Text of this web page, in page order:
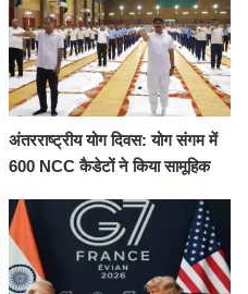
अंतरराष्ट्रीय योग दिवस: योग संगम में
600 NCC कैडेटों ने किया सामूहिक
संकल्प